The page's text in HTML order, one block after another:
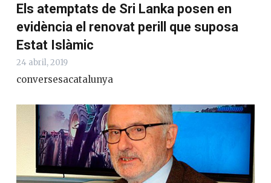
Els atemptats de Sri Lanka posen en
evidència el renovat perill que suposa
Estat Islàmic
24 abril, 2019
conversesacatalunya